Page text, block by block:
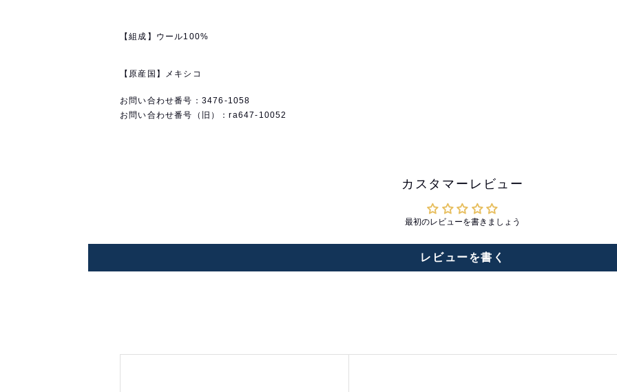
【組成】ウール100%
【原産国】メキシコ
お問い合わせ番号：3476-1058
お問い合わせ番号（旧）：ra647-10052
カスタマーレビュー
最初のレビューを書きましょう
レビューを書く